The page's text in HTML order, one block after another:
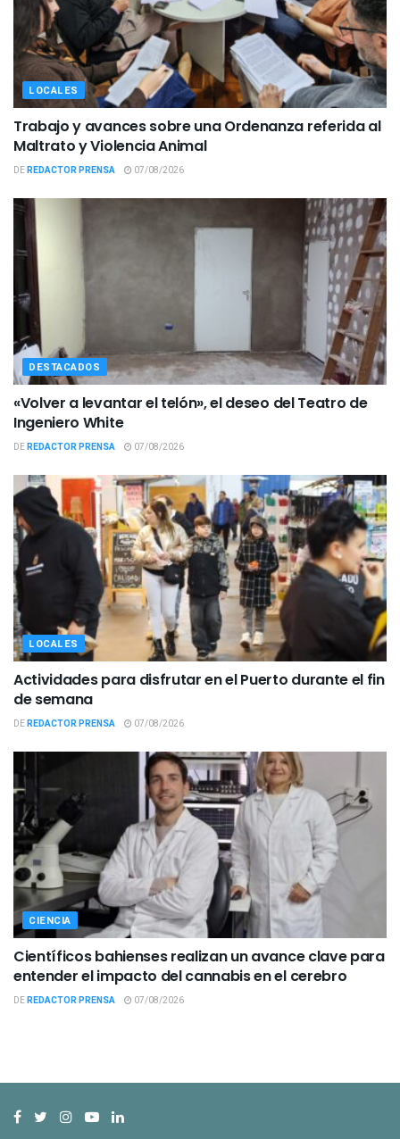
LOCALES
Trabajo y avances sobre una Ordenanza referida al
Maltrato y Violencia Animal
DEREDACTOR PRENSA 07/08/2026
DESTACADOS
«Volver a levantar el telón», el deseo del Teatro de
Ingeniero White
DEREDACTOR PRENSA 07/08/2026
LOCALES
Actividades para disfrutar en el Puerto durante el fin
de semana
DEREDACTOR PRENSA 07/08/2026
CIENCIA
Científicos bahienses realizan un avance clave para
entender el impacto del cannabis en el cerebro
DEREDACTOR PRENSA 07/08/2026